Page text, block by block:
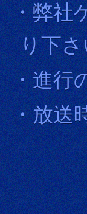
・弊社
り下
・進行
・放送